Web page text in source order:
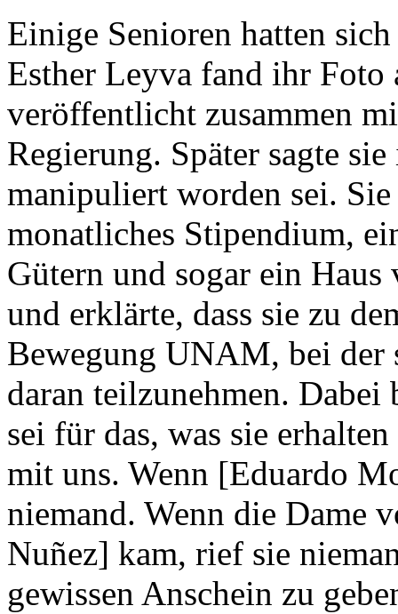
Einige Senioren hatten
Esther Leyva fand ihr Foto
veröffentlicht zusammen
Regierung. Später sagte
manipuliert worden sei.
monatliches Stipendium,
Gütern und sogar ein
und erklärte, dass sie zu
Bewegung UNAM, bei der
daran teilzunehmen. Dabei
sei für das, was sie
mit uns. Wenn [Eduardo
niemand. Wenn die Dame
Nuñez] kam, rief sie
gewissen Anschein zu